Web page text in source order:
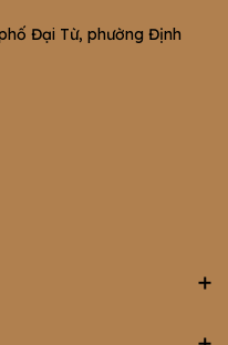
Đại Từ, phường Định